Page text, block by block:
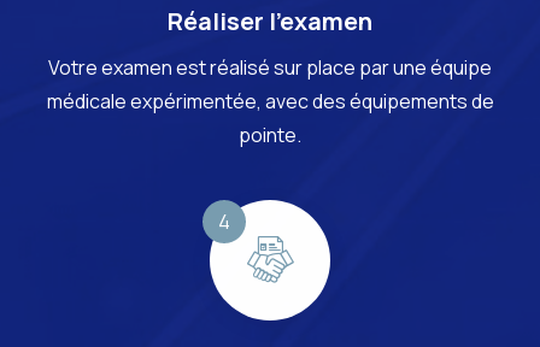
Réaliser l’examen
Votre examen est réalisé sur place par une équipe
médicale expérimentée, avec des équipements de
pointe.